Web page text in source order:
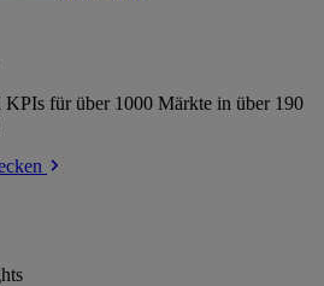
KPIs für über 1000 Märkte in über 190